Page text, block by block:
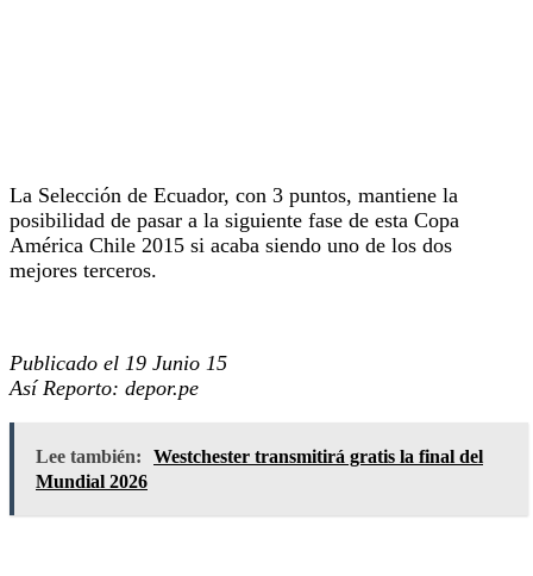
La Selección de Ecuador, con 3 puntos, mantiene la
posibilidad de pasar a la siguiente fase de esta Copa
América Chile 2015 si acaba siendo uno de los dos
mejores terceros.
Publicado el 19 Junio 15
Así Reporto: depor.pe
Lee también:
Westchester transmitirá gratis la final del
Mundial 2026